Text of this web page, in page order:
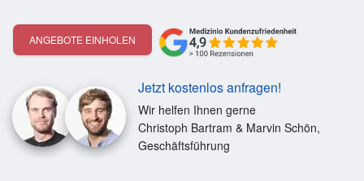
ANGEBOTE EINHOLEN
Jetzt kostenlos anfragen!
Wir helfen Ihnen gerne
Christoph Bartram & Marvin Schön,
Geschäftsführung